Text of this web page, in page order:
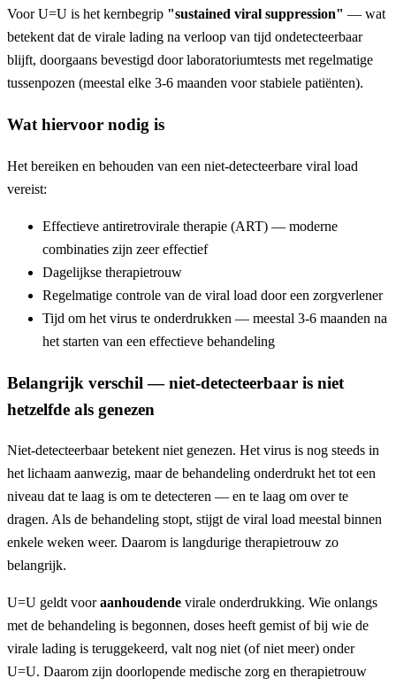
Voor U=U is het kernbegrip "sustained viral suppression" — wat
betekent dat de virale lading na verloop van tijd ondetecteerbaar
blijft, doorgaans bevestigd door laboratoriumtests met regelmatige
tussenpozen (meestal elke 3-6 maanden voor stabiele patiënten).
Wat hiervoor nodig is
Het bereiken en behouden van een niet-detecteerbare viral load
vereist:
Effectieve antiretrovirale therapie (ART) — moderne
combinaties zijn zeer effectief
Dagelijkse therapietrouw
Regelmatige controle van de viral load door een zorgverlener
Tijd om het virus te onderdrukken — meestal 3-6 maanden na
het starten van een effectieve behandeling
Belangrijk verschil — niet-detecteerbaar is niet
hetzelfde als genezen
Niet-detecteerbaar betekent niet genezen. Het virus is nog steeds in
het lichaam aanwezig, maar de behandeling onderdrukt het tot een
niveau dat te laag is om te detecteren — en te laag om over te
dragen. Als de behandeling stopt, stijgt de viral load meestal binnen
enkele weken weer. Daarom is langdurige therapietrouw zo
belangrijk.
U=U geldt vooraanhoudende virale onderdrukking. Wie onlangs
met de behandeling is begonnen, doses heeft gemist of bij wie de
virale lading is teruggekeerd, valt nog niet (of niet meer) onder
U=U. Daarom zijn doorlopende medische zorg en therapietrouw